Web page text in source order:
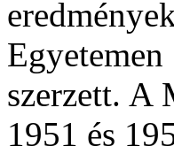
szerzett. A
1951 és